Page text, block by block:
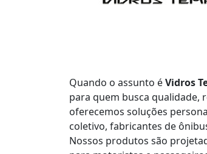
Quando o assunto éVidros
para quem busca qualidade,
oferecemos soluções
coletivo, fabricantes de
Nossos produtos são